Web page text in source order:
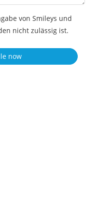
von Smileys und
nicht zulässig ist.
now